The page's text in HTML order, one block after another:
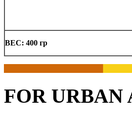
ВЕС: 400 гр
FOR URBAN